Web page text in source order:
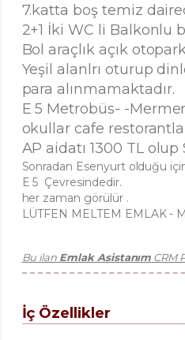
7.katta boş temiz
2+1 İki WC li Balkonlu
Bol araçlık açık
Yeşil alanlrı oturup
para alınmamaktadır.
E 5 Metrobüs- -
okullar cafe
AP aidatı 1300 TL
Sonradan Esenyurt olduğu
E 5 Çevresindedir.
her zaman görülür .
LÜTFEN MELTEM EMLAK -
Bu ilan Emlak Asistanım CRM
İç Özellikler